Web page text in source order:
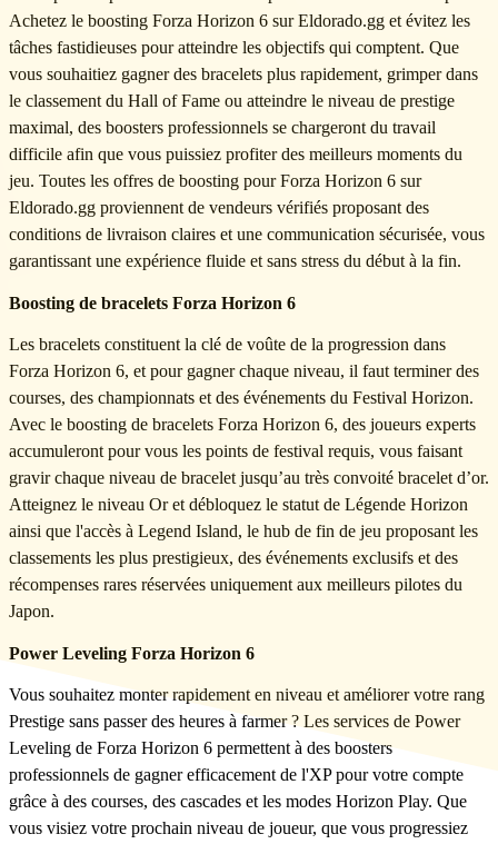
Achetez le boosting Forza Horizon 6 sur Eldorado.gg et évitez les
tâches fastidieuses pour atteindre les objectifs qui comptent. Que
vous souhaitiez gagner des bracelets plus rapidement, grimper dans
le classement du Hall of Fame ou atteindre le niveau de prestige
maximal, des boosters professionnels se chargeront du travail
difficile afin que vous puissiez profiter des meilleurs moments du
jeu. Toutes les offres de boosting pour Forza Horizon 6 sur
Eldorado.gg proviennent de vendeurs vérifiés proposant des
conditions de livraison claires et une communication sécurisée, vous
garantissant une expérience fluide et sans stress du début à la fin.
Boosting de bracelets Forza Horizon 6
Les bracelets constituent la clé de voûte de la progression dans
Forza Horizon 6, et pour gagner chaque niveau, il faut terminer des
courses, des championnats et des événements du Festival Horizon.
Avec le boosting de bracelets Forza Horizon 6, des joueurs experts
accumuleront pour vous les points de festival requis, vous faisant
gravir chaque niveau de bracelet jusqu’au très convoité bracelet d’or.
Atteignez le niveau Or et débloquez le statut de Légende Horizon
ainsi que l'accès à Legend Island, le hub de fin de jeu proposant les
classements les plus prestigieux, des événements exclusifs et des
récompenses rares réservées uniquement aux meilleurs pilotes du
Japon.
Power Leveling Forza Horizon 6
Vous souhaitez monter rapidement en niveau et améliorer votre rang
Prestige sans passer des heures à farmer ? Les services de Power
Leveling de Forza Horizon 6 permettent à des boosters
professionnels de gagner efficacement de l'XP pour votre compte
grâce à des courses, des cascades et les modes Horizon Play. Que
vous visiez votre prochain niveau de joueur, que vous progressiez